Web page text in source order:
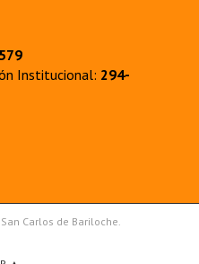
Institucional: 294-
Carlos de Bariloche.